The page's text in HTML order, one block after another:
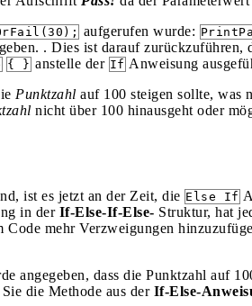
aufgerufen wurde:
. Dies ist darauf zurückzuführen,
{ } anstelle der If Anweisung
Punktzahl auf 100 steigen sollte, was
nicht über 100 hinausgeht oder
ist es jetzt an der Zeit, die Else If
in der If-Else-If-Else- Struktur, hat
mehr Verzweigungen
angegeben, dass die Punktzahl auf
die Methode aus der If-Else-